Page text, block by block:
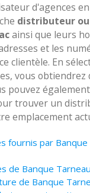
d'agences
distributeur ou
ainsi que leurs
et les
clientèle. En
vous
pouvez
trouver un
emplacement
fournis par
de Banque
de Banque